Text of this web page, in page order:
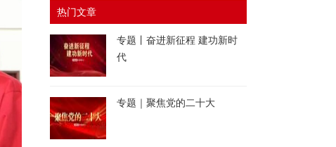
热门文章
专题丨奋进新征程 建功新时
代
专题｜聚焦党的二十大